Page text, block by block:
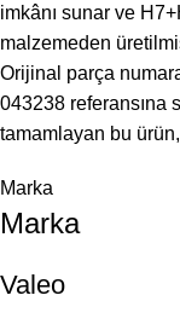
imkânı sunar ve
malzemeden
Orijinal parça
043238 referansına
tamamlayan bu
Marka
Marka
Valeo